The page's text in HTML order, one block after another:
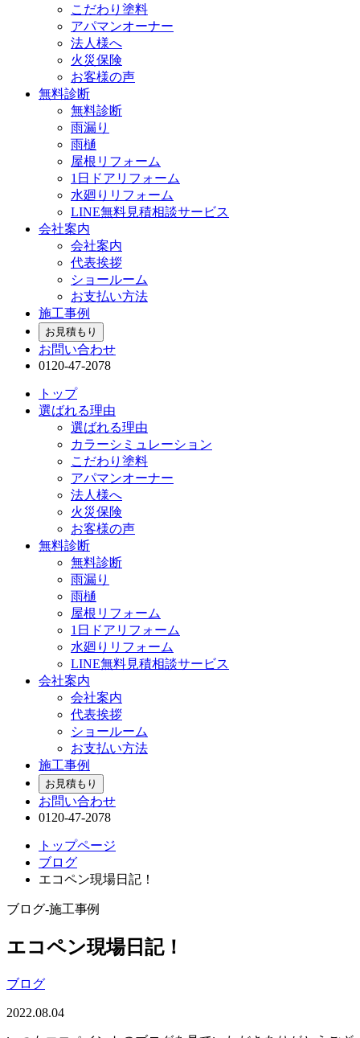
こだわり塗料
アパマンオーナー
法人様へ
火災保険
お客様の声
無料診断
無料診断
雨漏り
雨樋
屋根リフォーム
1日ドアリフォーム
水廻りリフォーム
LINE無料見積相談サービス
会社案内
会社案内
代表挨拶
ショールーム
お支払い方法
施工事例
お見積もり
お問い合わせ
0120-47-2078
トップ
選ばれる理由
選ばれる理由
カラーシミュレーション
こだわり塗料
アパマンオーナー
法人様へ
火災保険
お客様の声
無料診断
無料診断
雨漏り
雨樋
屋根リフォーム
1日ドアリフォーム
水廻りリフォーム
LINE無料見積相談サービス
会社案内
会社案内
代表挨拶
ショールーム
お支払い方法
施工事例
お見積もり
お問い合わせ
0120-47-2078
トップページ
ブログ
エコペン現場日記！
ブログ-施工事例
エコペン現場日記！
ブログ
2022.08.04